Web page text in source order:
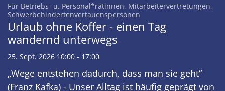
Für Betriebs- u. Personal*rätinnen, Mitarbeitervertretungen,
Schwerbehindertenvertauenspersonen
Urlaub ohne Koffer - einen Tag
wandernd unterwegs
25. Sept. 2026 10:00 - 17:00
„Wege entstehen dadurch, dass man sie geht“
(Franz Kafka) - Unser Alltag ist häufig geprägt von